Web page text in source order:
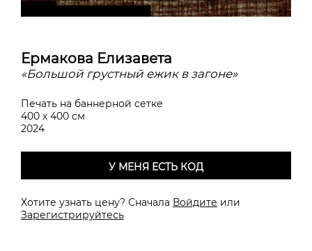
Ермакова Елизавета
«Большой грустный ежик в загоне»
Печать на баннерной сетке
400 х 400 см
2024
У МЕНЯ ЕСТЬ КОД
Хотите узнать цену? Сначала Войдите или
Зарегистрируйтесь